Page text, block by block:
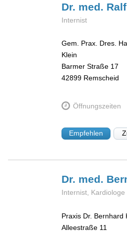
Dr. med. Ralf
Internist
Gem. Prax. Dres.
Klein
Barmer Straße 17
42899 Remscheid
Öffnungszeiten
Empfehlen
Dr. med.
Internist, Kardiologe
Praxis Dr. Bernhard
Alleestraße 11